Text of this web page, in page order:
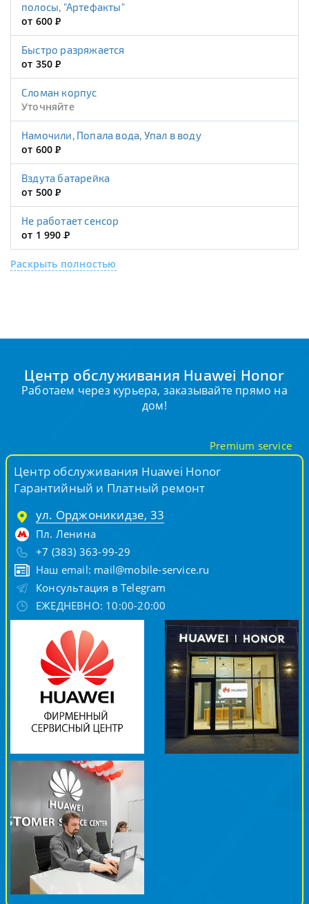
полосы, "Артефакты"
от 600Р
Быстро разряжается
от 350Р
Сломан корпус
Уточняйте
Намочили, Попала вода, Упал в воду
от 600Р
Вздута батарейка
от 500Р
Не работает сенсор
от 1 990Р
Раскрыть полностью
Центр обслуживания Huawei Honor
Работаем через курьера, заказывайте прямо на
дом!
Центр обслуживания Huawei Honor
Гарантийный и Платный ремонт
ул. Орджоникидзе, 33
Пл. Ленина
+7 (383) 363-99-29
Наш email: mail@mobile-service.ru
Консультация в Telegram
ЕЖЕДНЕВНО: 10:00-20:00
Premium service